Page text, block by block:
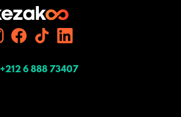
+212 6 888 73407